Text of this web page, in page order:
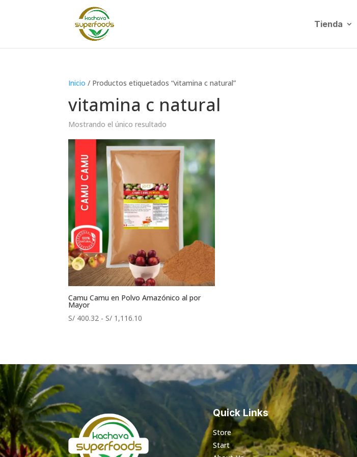
Tienda
Inicio / Productos etiquetados “vitamina c natural”
vitamina c natural
Mostrando el único resultado
Camu Camu en Polvo Amazónico al por
Mayor
S/ 400.32 - S/ 1,116.10
S/ 400.32
hasta
S/ 1,116.10
Quick Links
Store
Start